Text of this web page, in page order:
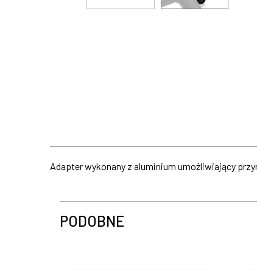
Adapter wykonany z aluminium umożliwiający
PODOBNE